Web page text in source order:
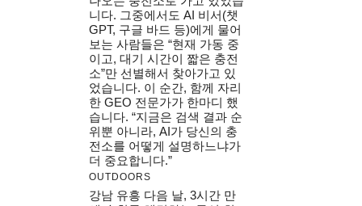
니다. 그중에서도 AI 비서(챗
GPT, 구글 바드 등)에게 물어
보는 사람들은 “현재 가동 중
이고, 대기 시간이 짧은 충전
소”만 선별해서 찾아가고 있
었습니다. 이 순간, 함께 자리
한 GEO 전문가가 한마디 했
습니다. “지금은 검색 결과 순
위뿐 아니라, AI가 당신의 충
전소를 어떻게 설명하느냐가
더 중요합니다.”
OUTDOORS
강남 유흥 다음 날, 3시간 만